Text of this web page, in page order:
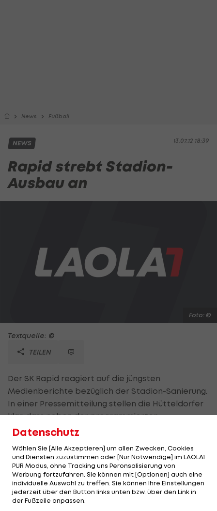
News Fußball
13.07.12 18:39
NEWS
Rapid strebt Stadion-
Ausbau an
Foto: ©
Textquelle: ©
TEILEN
Der SK Rapid reagiert auf die jüngsten
Medienberichte bezüglich der Stadion-Sanierung.
In einer Pressemitteilung stellen die Hütteldorfer
klar, dass neben der programmierten
Generalsanierung des "St. Hanappi" auch eine
haben noch etwas mehr als ein halbes Jahr Zeit,
Investoren und bzw. oder Kreditgeber für eine
umfangreichere Lösung zu finden", erklärt
Präsident Rudolf Edlinger. Je nach Variante
würden die Kosten 20 bis 46 Millionen Euro
Datenschutz
Wählen Sie [Alle Akzeptieren] um allen Zwecken, Cookies
und Diensten zuzustimmen oder [Nur Notwendige] im LAOLA1
PUR Modus, ohne Tracking uns Peronsalisierung von
Werbung fortzufahren. Sie können mit [Optionen] auch eine
individuelle Auswahl zu treffen. Sie können Ihre Einstellungen
jederzeit über den Button links unten bzw. über den Link in
der Fußzeile anpassen.